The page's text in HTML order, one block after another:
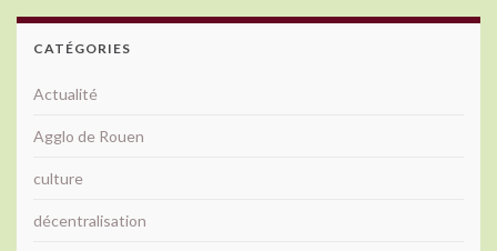
CATÉGORIES
Actualité
Agglo de Rouen
culture
décentralisation